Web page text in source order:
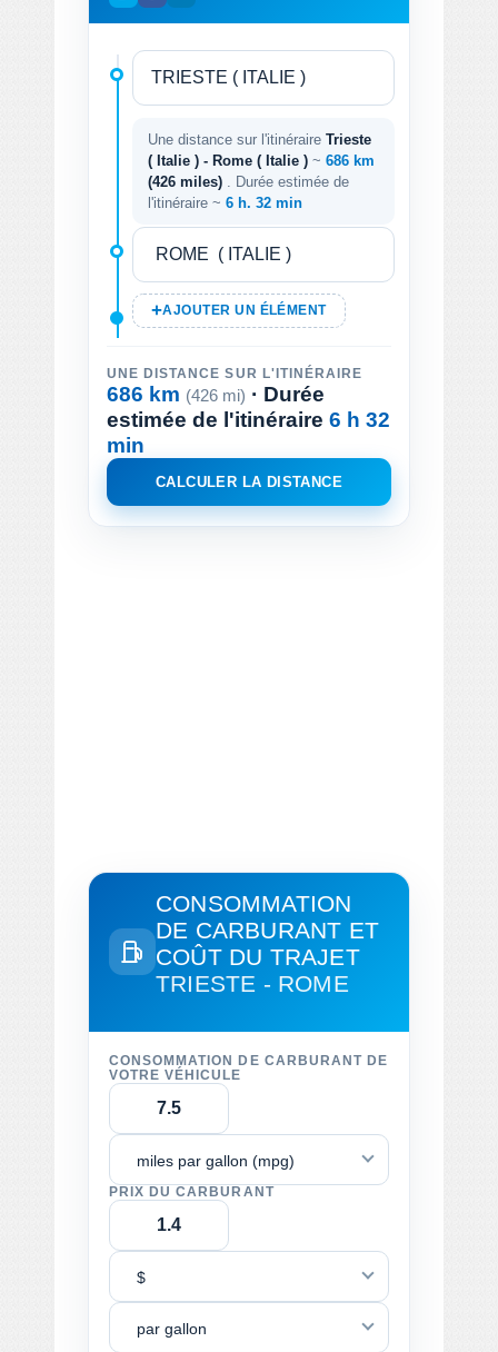
Une distance sur l'itinéraire Trieste
( Italie ) - Rome ( Italie ) ~ 686 km
(426 miles)
. Durée estimée de
l'itinéraire ~ 6 h. 32 min
AJOUTER UN ÉLÉMENT
UNE DISTANCE SUR L'ITINÉRAIRE
686 km (426 mi) · Durée
estimée de l'itinéraire 6 h 32
min
CALCULER LA DISTANCE
CONSOMMATION
DE CARBURANT ET
COÛT DU TRAJET
TRIESTE - ROME
CONSOMMATION DE CARBURANT DE
VOTRE VÉHICULE
miles par gallon (mpg)
PRIX DU CARBURANT
$
par gallon